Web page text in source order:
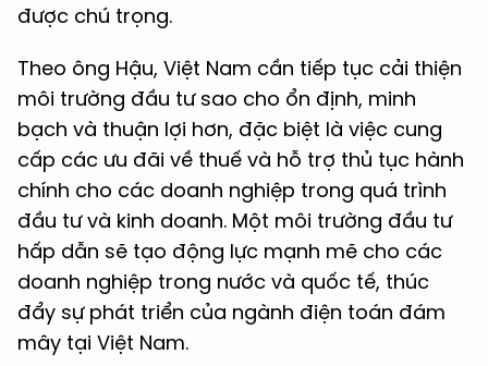
được chú trọng.
Theo ông Hậu, Việt Nam cần tiếp tục cải thiện
môi trường đầu tư sao cho ổn định, minh
bạch và thuận lợi hơn, đặc biệt là việc cung
cấp các ưu đãi về thuế và hỗ trợ thủ tục hành
chính cho các doanh nghiệp trong quá trình
đầu tư và kinh doanh. Một môi trường đầu tư
hấp dẫn sẽ tạo động lực mạnh mẽ cho các
doanh nghiệp trong nước và quốc tế, thúc
đẩy sự phát triển của ngành điện toán đám
mây tại Việt Nam.